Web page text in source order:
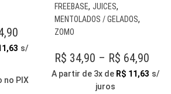
VARIANTES.
OPÇÕES
SER
RANGE:
R$ 34,90
THROUGH
s/
no PIX
FREEBASE, JUICES,
MENTOLADOS / GELADOS,
ZOMO
R$ 34,90 – R$ 64,90
A partir de 3x de R$ 11,63 s/
juros